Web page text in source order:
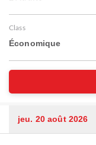
Class
Économique
jeu. 20 août 2026